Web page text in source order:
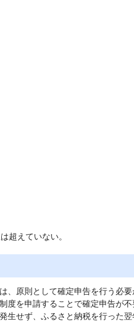
超えていない。
、原則として確定申告を行う必
度を申請することで確定申告が
せず、ふるさと納税を行った